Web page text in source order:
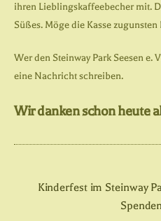
ihren Lieblingskaffeebecher mit.
Süßes. Möge die Kasse
Wer den Steinway Park Seesen
eine Nachricht schreiben.
Wir danken schon heute
Kinderfest im Steinway